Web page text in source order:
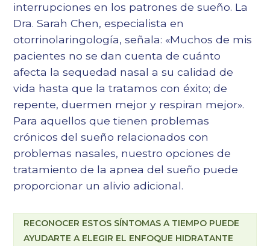
interrupciones en los patrones de sueño. La
Dra. Sarah Chen, especialista en
otorrinolaringología, señala: «Muchos de mis
pacientes no se dan cuenta de cuánto
afecta la sequedad nasal a su calidad de
vida hasta que la tratamos con éxito; de
repente, duermen mejor y respiran mejor».
Para aquellos que tienen problemas
crónicos del sueño relacionados con
problemas nasales, nuestroopciones de
tratamiento de la apnea del sueño puede
proporcionar un alivio adicional.
RECONOCER ESTOS SÍNTOMAS A TIEMPO PUEDE
AYUDARTE A ELEGIR EL ENFOQUE HIDRATANTE